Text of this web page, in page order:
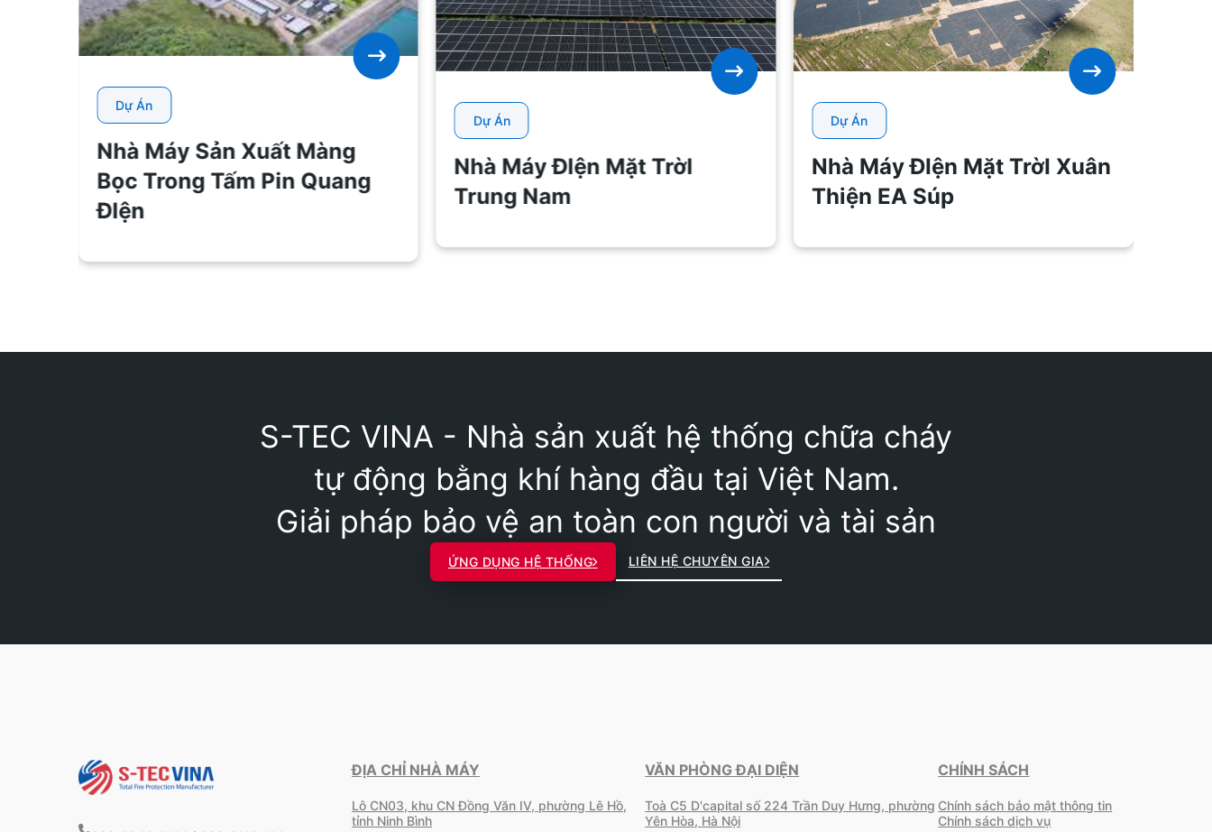
Dự Án
Nhà Máy Sản Xuất Màng
Bọc Trong Tấm Pin Quang
ĐIện
Dự Án
Nhà Máy ĐIện Mặt TrờI
Trung Nam
Dự Án
Nhà Máy ĐIện Mặt TrờI Xuân
Thiện EA Súp
S-TEC VINA - Nhà sản xuất hệ thống chữa cháy
tự động bằng khí hàng đầu tại Việt Nam.
Giải pháp bảo vệ an toàn con người và tài sản
ỨNG DỤNG HỆ THỐNG LIÊN HỆ CHUYÊN GIA
ĐỊA CHỈ NHÀ MÁY
Lô CN03, khu CN Đồng Văn IV, phường Lê Hồ,
tỉnh Ninh Bình
VĂN PHÒNG ĐẠI DIỆN
Toà C5 D'capital số 224 Trần Duy Hưng, phường
Yên Hòa, Hà Nội
CHÍNH SÁCH
Chính sách bảo mật thông tin
Chính sách dịch vụ